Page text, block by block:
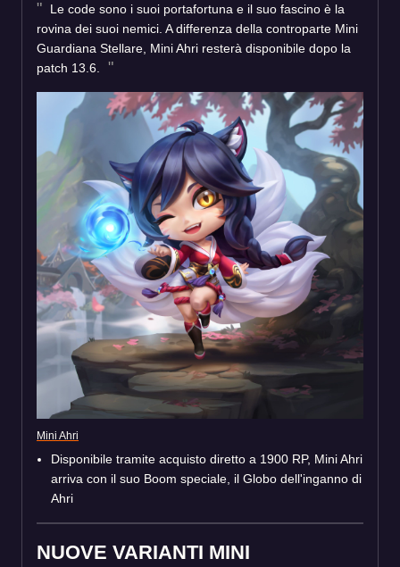
Le code sono i suoi portafortuna e il suo fascino è la
rovina dei suoi nemici. A differenza della controparte Mini
Guardiana Stellare, Mini Ahri resterà disponibile dopo la
patch 13.6.
Mini Ahri
Disponibile tramite acquisto diretto a 1900 RP, Mini Ahri
arriva con il suo Boom speciale, il Globo dell'inganno di
Ahri
NUOVE VARIANTI MINI